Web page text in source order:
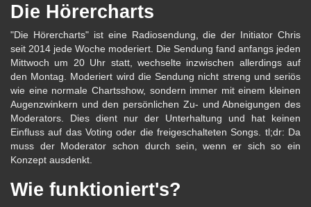
Die Hörercharts
"Die Hörercharts" ist eine Radiosendung, die der Initiator Chris
seit 2014 jede Woche moderiert. Die Sendung fand anfangs jeden
Mittwoch um 20 Uhr statt, wechselte inzwischen allerdings auf
den Montag. Moderiert wird die Sendung nicht streng und seriös
wie eine normale Chartsshow, sondern immer mit einem kleinen
Augenzwinkern und den persönlichen Zu- und Abneigungen des
Moderators. Dies dient nur der Unterhaltung und hat keinen
Einfluss auf das Voting oder die freigeschalteten Songs. tl;dr: Da
muss der Moderator schon durch sein, wenn er sich so ein
Konzept ausdenkt.
Wie funktioniert's?